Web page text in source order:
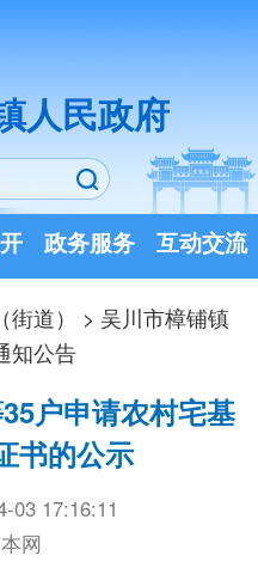
人民政府
政务服务 互动交流
道） > 吴川市樟铺镇
知公告
户申请农村宅基
书的公示
03 17:16:11
网